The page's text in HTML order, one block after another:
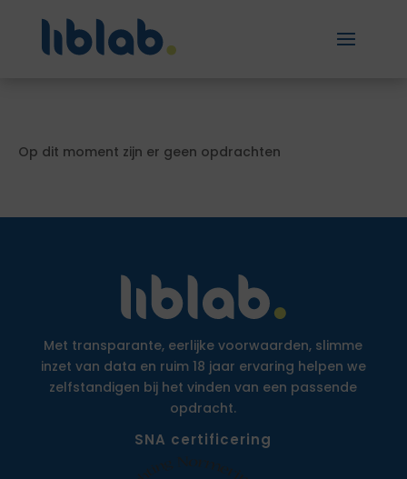
Op dit moment zijn er geen opdrachten
Met transparante, eerlijke voorwaarden, slimme
inzet van data en ruim 18 jaar ervaring helpen we
zelfstandigen bij het vinden van een passende
opdracht.
SNA certificering